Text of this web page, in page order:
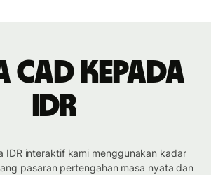
CAD kepada
IDR
IDR interaktif kami menggunakan kadar
pasaran pertengahan masa nyata dan